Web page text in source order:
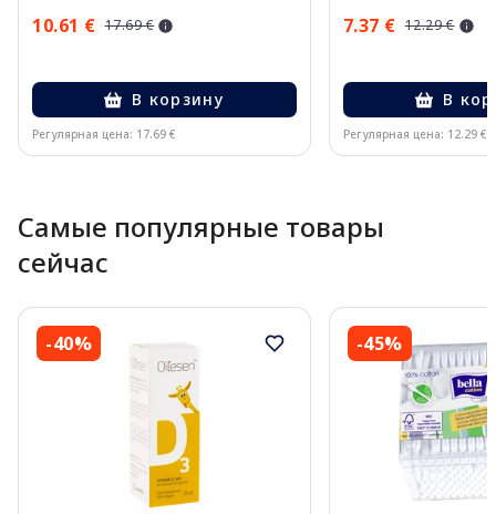
10.61 € 17.69 €
В корзину
Регулярная цена: 17.69 €
7.37 € 12.29 €
В
Регулярная цена: 12.29 €
Самые популярные товары
сейчас
-40% -45%